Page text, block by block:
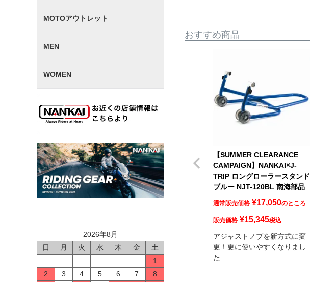
MOTOアウトレット
MEN
WOMEN
2026年8月
日
月 火 水 木 金
土
1
2
3 4 5 6 7
8
おすすめ商品
【SUMMER CLEARANCE
CAMPAIGN】NANKAI×J-
TRIP ロングローラースタンド
ブルー NJT-120BL 南海部品
通常販売価格 ¥17,050のところ
販売価格 ¥15,345税込
アジャストノブを新方式に変
更！更に使いやすくなりまし
た